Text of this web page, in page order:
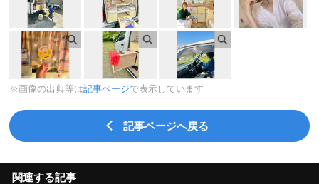
※画像の出典等は記事ページで表示しています
記事ページへ戻る
関連する記事